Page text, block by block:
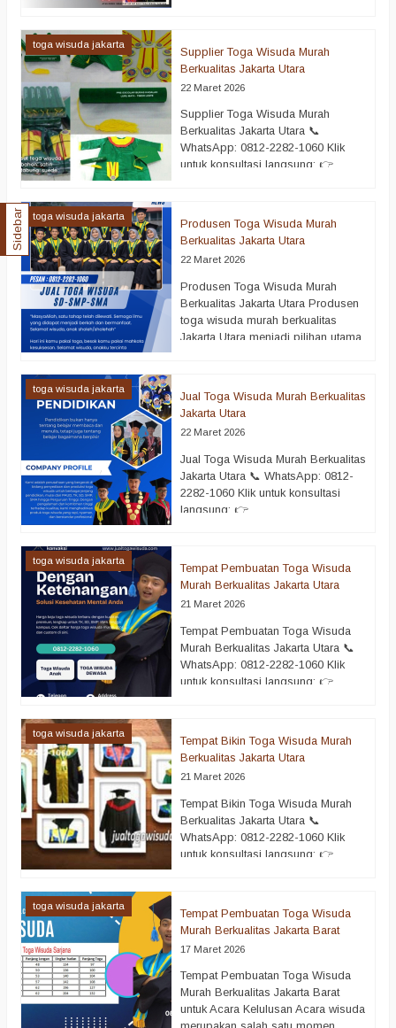
pilihan terbaik bagi sekolah,
kampus, dan instansi yang ingin
menyelenggarakan acara kelulusan
secara profesional. Wisuda adalah
momen penting yang penuh makna.
Oleh karena itu, setiap elemen
harus dipersiapkan dengan matang,
toga wisuda jakarta
Supplier Toga Wisuda Murah
Berkualitas Jakarta Utara
22 Maret 2026
Supplier Toga Wisuda Murah
Berkualitas Jakarta Utara 📞
WhatsApp: 0812-2282-1060 Klik
untuk konsultasi langsung: 👉
solusi tepat bagi institusi
pendidikan yang ingin
menyelenggarakan acara wisuda
dengan sempurna. Wisuda adalah
momen sakral yang menandai
keberhasilan seseorang dalam
menyelesaikan pendidikan. Oleh
toga wisuda jakarta
Produsen Toga Wisuda Murah
Berkualitas Jakarta Utara
22 Maret 2026
Produsen Toga Wisuda Murah
Berkualitas Jakarta Utara Produsen
toga wisuda murah berkualitas
Jakarta Utara menjadi pilihan utama
dengan maksimal. Wisuda
merupakan momen penting yang
menandai keberhasilan dalam
menempuh pendidikan. Oleh karena
itu, penggunaan toga wisuda
berkualitas menjadi hal yang tidak
bisa diabaikan. Saat ini,…
toga wisuda jakarta
Jual Toga Wisuda Murah Berkualitas
Jakarta Utara
22 Maret 2026
Jual Toga Wisuda Murah Berkualitas
Jakarta Utara 📞 WhatsApp: 0812-
2282-1060 Klik untuk konsultasi
langsung: 👉
bagi Anda yang sedang
mempersiapkan acara kelulusan.
Wisuda adalah momen penting
yang penuh kebanggaan. Oleh
karena itu, setiap detail harus
dipersiapkan dengan matang,
termasuk pemilihan toga wisuda
toga wisuda jakarta
Tempat Pembuatan Toga Wisuda
Murah Berkualitas Jakarta Utara
21 Maret 2026
Tempat Pembuatan Toga Wisuda
Murah Berkualitas Jakarta Utara 📞
WhatsApp: 0812-2282-1060 Klik
untuk konsultasi langsung: 👉
menjadi solusi terbaik bagi sekolah,
kampus, maupun instansi yang
sedang mempersiapkan acara
kelulusan. Wisuda merupakan
momen penting yang penuh makna.
Oleh karena itu, setiap detail harus
dipersiapkan dengan baik,
toga wisuda jakarta
Tempat Bikin Toga Wisuda Murah
Berkualitas Jakarta Utara
21 Maret 2026
Tempat Bikin Toga Wisuda Murah
Berkualitas Jakarta Utara 📞
WhatsApp: 0812-2282-1060 Klik
untuk konsultasi langsung: 👉
menjadi langkah penting dalam
mempersiapkan acara kelulusan
yang berkesan. Wisuda bukan
hanya sekadar seremoni, tetapi juga
momen sakral yang menandai
pencapaian akademik seseorang.
Oleh karena itu, kualitas toga
toga wisuda jakarta
Tempat Pembuatan Toga Wisuda
Murah Berkualitas Jakarta Barat
17 Maret 2026
Tempat Pembuatan Toga Wisuda
Murah Berkualitas Jakarta Barat
untuk Acara Kelulusan Acara wisuda
Sidebar